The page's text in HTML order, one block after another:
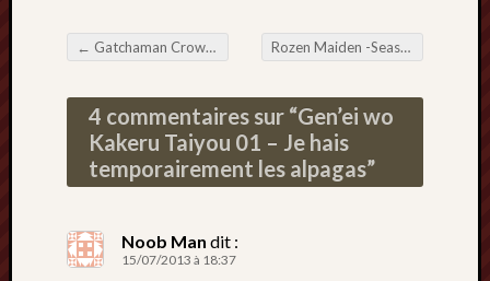
Navigation de l'article
← Gatchaman Crowds 01 – Bird, Go !! Gatchamaaaaaaaan !! Rozen Maiden -Season 2- 01 – Résumé intensif à la truelle
4 commentaires sur “Gen’ei wo
Kakeru Taiyou 01 – Je hais
temporairement les alpagas”
Noob Man dit :
15/07/2013 à 18:37